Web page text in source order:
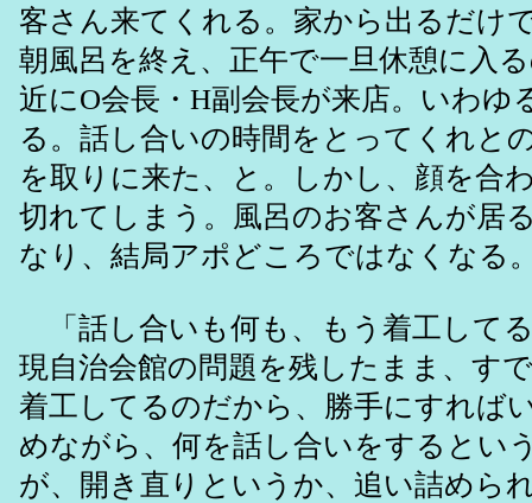
客さん来てくれる。家から出るだけ
朝風呂を終え、正午で一旦休憩に入
近にO会長・H副会長が来店。いわゆ
る。話し合いの時間をとってくれと
を取りに来た、と。しかし、顔を合
切れてしまう。風呂のお客さんが居
なり、結局アポどころではなくなる
「話し合いも何も、もう着工して
現自治会館の問題を残したまま、す
着工してるのだから、勝手にすれば
めながら、何を話し合いをするとい
が、開き直りというか、追い詰めら